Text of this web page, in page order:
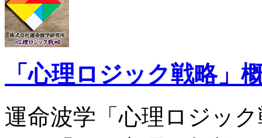
「心理ロジック戦略」
運命波学「心理ロジッ